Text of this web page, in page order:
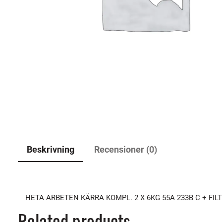
Beskrivning Recensioner (0)
HETA ARBETEN KÄRRA KOMPL. 2 X 6KG 55A 233B C +